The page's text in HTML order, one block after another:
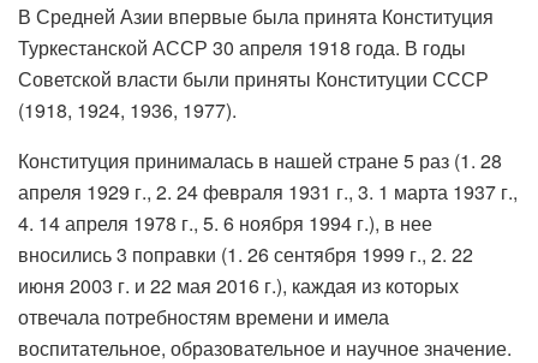
В Средней Азии впервые была принята Конституция
Туркестанской АССР 30 апреля 1918 года. В годы
Советской власти были приняты Конституции СССР
(1918, 1924, 1936, 1977).
Конституция принималась в нашей стране 5 раз (1. 28
апреля 1929 г., 2. 24 февраля 1931 г., 3. 1 марта 1937 г.,
4. 14 апреля 1978 г., 5. 6 ноября 1994 г.), в нее
вносились 3 поправки (1. 26 сентября 1999 г., 2. 22
июня 2003 г. и 22 мая 2016 г.), каждая из которых
отвечала потребностям времени и имела
воспитательное, образовательное и научное значение.